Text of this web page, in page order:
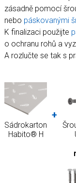
zásadně pomocí
nebo páskovanými
K finalizaci použijte
o ochranu rohů a
A rozlučte se tak s
Sádrokarton
Habito® H
+